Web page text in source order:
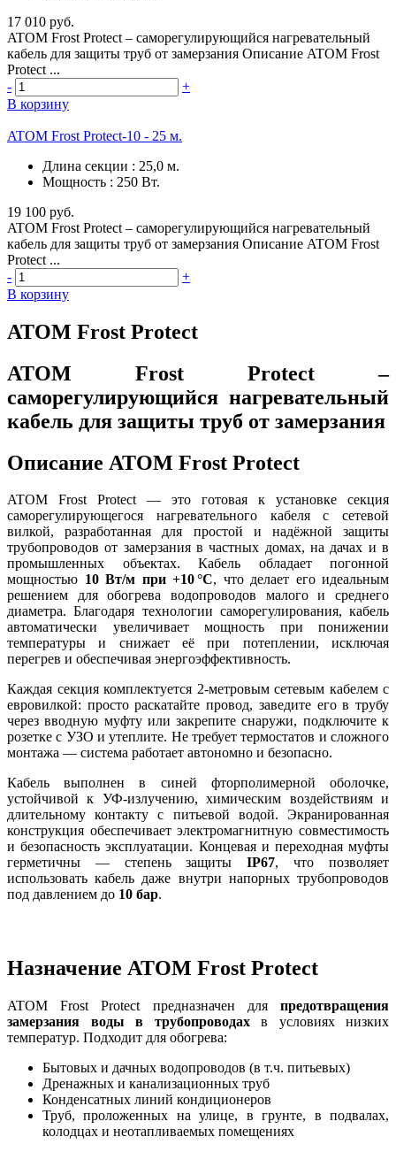
17 010 руб.
ATOM Frost Protect – саморегулирующийся нагревательный
кабель для защиты труб от замерзания Описание ATOM Frost
Protect ...
-
+
В корзину
ATOM Frost Protect-10 - 25 м.
Длина секции : 25,0 м.
Мощность : 250 Вт.
19 100 руб.
ATOM Frost Protect – саморегулирующийся нагревательный
кабель для защиты труб от замерзания Описание ATOM Frost
Protect ...
-
+
В корзину
ATOM Frost Protect
ATOM Frost Protect –
саморегулирующийся нагревательный
кабель для защиты труб от замерзания
Описание ATOM Frost Protect
ATOM Frost Protect — это готовая к установке секция
саморегулирующегося нагревательного кабеля с сетевой
вилкой, разработанная для простой и надёжной защиты
трубопроводов от замерзания в частных домах, на дачах и в
промышленных объектах. Кабель обладает погонной
мощностью 10 Вт/м при +10 °C, что делает его идеальным
решением для обогрева водопроводов малого и среднего
диаметра. Благодаря технологии саморегулирования, кабель
автоматически увеличивает мощность при понижении
температуры и снижает её при потеплении, исключая
перегрев и обеспечивая энергоэффективность.
Каждая секция комплектуется 2-метровым сетевым кабелем с
евровилкой: просто раскатайте провод, заведите его в трубу
через вводную муфту или закрепите снаружи, подключите к
розетке с УЗО и утеплите. Не требует термостатов и сложного
монтажа — система работает автономно и безопасно.
Кабель выполнен в синей фторполимерной оболочке,
устойчивой к УФ-излучению, химическим воздействиям и
длительному контакту с питьевой водой. Экранированная
конструкция обеспечивает электромагнитную совместимость
и безопасность эксплуатации. Концевая и переходная муфты
герметичны — степень защитыIP67, что позволяет
использовать кабель даже внутри напорных трубопроводов
под давлением до 10 бар.
Назначение ATOM Frost Protect
ATOM Frost Protect предназначен для предотвращения
замерзания воды в трубопроводахв условиях низких
температур. Подходит для обогрева:
Бытовых и дачных водопроводов (в т.ч. питьевых)
Дренажных и канализационных труб
Конденсатных линий кондиционеров
Труб, проложенных на улице, в грунте, в подвалах,
колодцах и неотапливаемых помещениях